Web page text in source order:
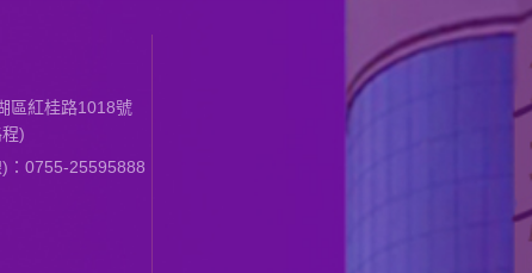
區紅桂路1018號
)
：0755-25595888